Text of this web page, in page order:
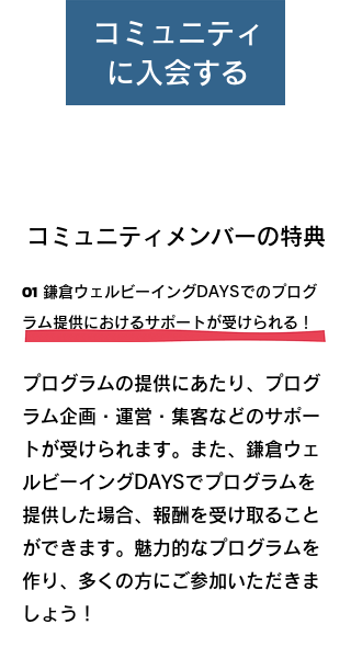
コミュニティ
に入会する
​コミュニティメンバーの特典
01 鎌倉ウェルビーイングDAYSでのプログ
ラム提供におけるサポートが受けられる！
プログラムの提供にあたり、プログ
ラム企画・運営・集客などのサポー
トが受けられます。また、鎌倉ウェ
ルビーイングDAYSでプログラムを
提供した場合、報酬を受け取ること
ができます。 魅力的なプログラムを
作り、多くの方にご参加いただきま
しょう！